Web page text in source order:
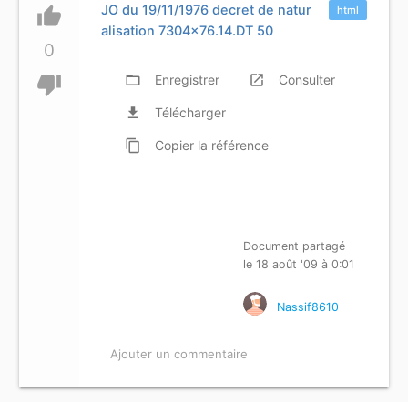
thumb_up
0
thumb_down
html
JO du 19/11/1976 decret de natur
alisation 7304x76.14.DT 50
folder_open Enregistrer launch Consulter
file_download Télécharger
content_copy Copier la référence
Document partagé
le 18 août '09 à 0:01
Nassif8610
Ajouter un commentaire